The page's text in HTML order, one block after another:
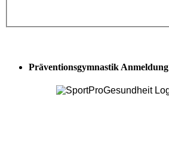
Präventionsgymnastik Anmeldung